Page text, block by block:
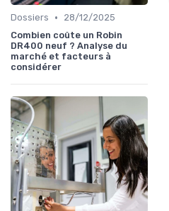
Dossiers •
28/12/2025
Combien coûte un Robin
DR400 neuf ? Analyse du
marché et facteurs à
considérer